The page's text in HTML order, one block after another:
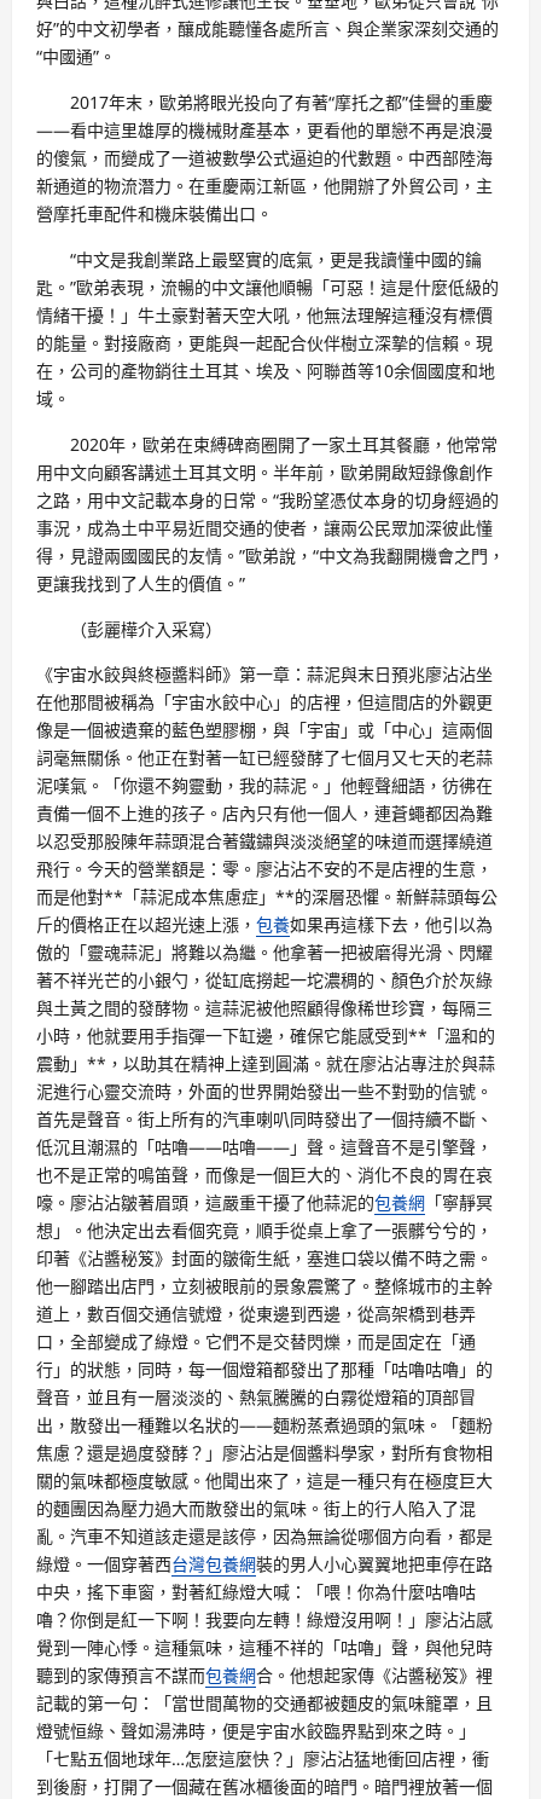
好”的中文初學者，釀成能聽懂各處所言、與企業家深刻交通的
“中國通”。
2017年末，歐弟將眼光投向了有著“摩托之都”佳譽的重慶
——看中這里雄厚的機械財產基本，更看他的單戀不再是浪漫
的傻氣，而變成了一道被數學公式逼迫的代數題。中西部陸海
新通道的物流潛力。在重慶兩江新區，他開辦了外貿公司，主
營摩托車配件和機床裝備出口。
“中文是我創業路上最堅實的底氣，更是我讀懂中國的鑰
匙。”歐弟表現，流暢的中文讓他順暢「可惡！這是什麼低級的
情緒干擾！」牛土豪對著天空大吼，他無法理解這種沒有標價
的能量。對接廠商，更能與一起配合伙伴樹立深摯的信賴。現
在，公司的產物銷往土耳其、埃及、阿聯酋等10余個國度和地
域。
2020年，歐弟在束縛碑商圈開了一家土耳其餐廳，他常常
用中文向顧客講述土耳其文明。半年前，歐弟開啟短錄像創作
之路，用中文記載本身的日常。“我盼望憑仗本身的切身經過的
事況，成為土中平易近間交通的使者，讓兩公民眾加深彼此懂
得，見證兩國國民的友情。”歐弟說，“中文為我翻開機會之門，
更讓我找到了人生的價值。”
（彭麗樺介入采寫）
《宇宙水餃與終極醬料師》第一章：蒜泥與末日預兆廖沾沾坐
在他那間被稱為「宇宙水餃中心」的店裡，但這間店的外觀更
像是一個被遺棄的藍色塑膠棚，與「宇宙」或「中心」這兩個
詞毫無關係。他正在對著一缸已經發酵了七個月又七天的老蒜
泥嘆氣。「你還不夠靈動，我的蒜泥。」他輕聲細語，彷彿在
責備一個不上進的孩子。店內只有他一個人，連蒼蠅都因為難
以忍受那股陳年蒜頭混合著鐵鏽與淡淡絕望的味道而選擇繞道
飛行。今天的營業額是：零。廖沾沾不安的不是店裡的生意，
而是他對**「蒜泥成本焦慮症」**的深層恐懼。新鮮蒜頭每公
斤的價格正在以超光速上漲， 包養如果再這樣下去，他引以為
傲的「靈魂蒜泥」將難以為繼。他拿著一把被磨得光滑、閃耀
著不祥光芒的小銀勺，從缸底撈起一坨濃稠的、顏色介於灰綠
與土黃之間的發酵物。這蒜泥被他照顧得像稀世珍寶，每隔三
小時，他就要用手指彈一下缸邊，確保它能感受到**「溫和的
震動」**，以助其在精神上達到圓滿。就在廖沾沾專注於與蒜
泥進行心靈交流時，外面的世界開始發出一些不對勁的信號。
首先是聲音。街上所有的汽車喇叭同時發出了一個持續不斷、
低沉且潮濕的「咕嚕——咕嚕——」聲。這聲音不是引擎聲，
也不是正常的鳴笛聲，而像是一個巨大的、消化不良的胃在哀
嚎。廖沾沾皺著眉頭，這嚴重干擾了他蒜泥的包養網 「寧靜冥
想」。他決定出去看個究竟，順手從桌上拿了一張髒兮兮的，
印著《沾醬秘笈》封面的皺衛生紙，塞進口袋以備不時之需。
他一腳踏出店門，立刻被眼前的景象震驚了。整條城市的主幹
道上，數百個交通信號燈，從東邊到西邊，從高架橋到巷弄
口，全部變成了綠燈。它們不是交替閃爍，而是固定在「通
行」的狀態，同時，每一個燈箱都發出了那種「咕嚕咕嚕」的
聲音，並且有一層淡淡的、熱氣騰騰的白霧從燈箱的頂部冒
出，散發出一種難以名狀的——麵粉蒸煮過頭的氣味。「麵粉
焦慮？還是過度發酵？」廖沾沾是個醬料學家，對所有食物相
關的氣味都極度敏感。他聞出來了，這是一種只有在極度巨大
的麵團因為壓力過大而散發出的氣味。街上的行人陷入了混
亂。汽車不知道該走還是該停，因為無論從哪個方向看，都是
綠燈。一個穿著西台灣包養網裝的男人小心翼翼地把車停在路
中央，搖下車窗，對著紅綠燈大喊：「喂！你為什麼咕嚕咕
嚕？你倒是紅一下啊！我要向左轉！綠燈沒用啊！」廖沾沾感
覺到一陣心悸。這種氣味，這種不祥的「咕嚕」聲，與他兒時
聽到的家傳預言不謀而包養網合。他想起家傳《沾醬秘笈》裡
記載的第一句：「當世間萬物的交通都被麵皮的氣味籠罩，且
燈號恒綠、聲如湯沸時，便是宇宙水餃臨界點到來之時。」
「七點五個地球年…怎麼這麼快？」廖沾沾猛地衝回店裡，衝
到後廚，打開了一個藏在舊冰櫃後面的暗門。暗門裡放著一個